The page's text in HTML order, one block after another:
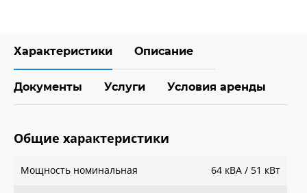
Характеристики Описание
Документы Услуги Условия аренды
Общие характеристики
Мощность номинальная 64 кВА / 51 кВт